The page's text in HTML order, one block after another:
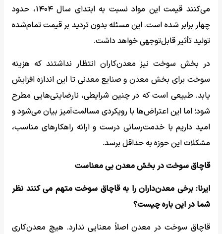
می‌کنند قیمت این مواد نسبت به ابتدای سال ۱۴۰۴، حدود
چهار برابر شده است. این مسئله بدون تردید بر قیمت تمام‌شده
تولید تأثیر قابل‌توجهی خواهد داشت.
در بخش سوخت نیز معدن‌کاران انتظار نداشتند که هزینه
سوخت برای بخش معدن و صنایع معدنی تا این اندازه افزایش
یابد. طبیعی است که در چنین شرایطی، نارضایتی‌هایی مطرح
شود؛ اما این اعتراض‌ها با رویکردی مسالمت‌آمیز بیان می‌شود و
امید داریم با خدمت‌رسانی درست و ارائه راهکارهای مناسب،
مشکلات این حوزه به حداقل برسد.
قاچاق سوخت در بخش معدن بی معناست
ایرنا: برخی معدن‌داران را به قاچاق سوخت متهم می کنند نظر
شما در این باره چیست؟
قاچاق سوخت در معدن اصلاً معنایی ندارد. هیچ معدن‌کاری